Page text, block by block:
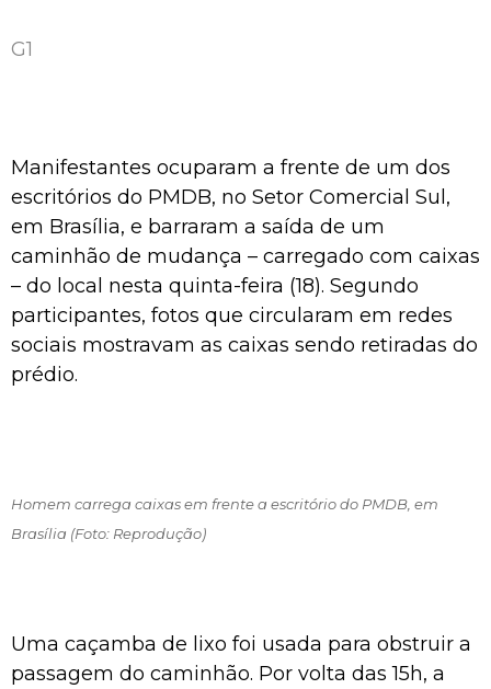
G1
Manifestantes ocuparam a frente de um dos
escritórios do PMDB, no Setor Comercial Sul,
em Brasília, e barraram a saída de um
caminhão de mudança – carregado com caixas
– do local nesta quinta-feira (18). Segundo
participantes, fotos que circularam em redes
sociais mostravam as caixas sendo retiradas do
prédio.
Homem carrega caixas em frente a escritório do PMDB, em
Brasília (Foto: Reprodução)
Uma caçamba de lixo foi usada para obstruir a
passagem do caminhão. Por volta das 15h, a